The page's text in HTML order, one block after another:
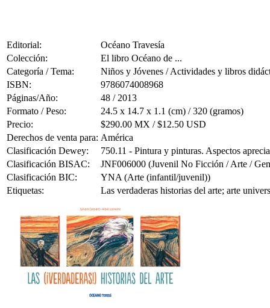
Editorial:
Océano Travesía
Colección:
El libro Océano de ...
Categoría / Tema:
Niños y Jóvenes / Actividades y libros
ISBN:
9786074008968
Páginas/Año:
48 / 2013
Formato / Peso:
24.5 x 14.7 x 1.1 (cm) / 320 (gramos)
Precio:
$290.00 MX / $12.50 USD
Derechos de venta para: América
Clasificación Dewey:
750.11 - Pintura y pinturas. Aspectos
Clasificación BISAC:
JNF006000 (Juvenil No Ficción / Arte /
Clasificación BIC:
YNA (Arte (infantil/juvenil))
Etiquetas:
Las verdaderas historias del arte; arte